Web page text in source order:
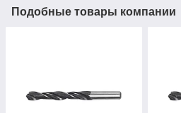
Подобные товары компании